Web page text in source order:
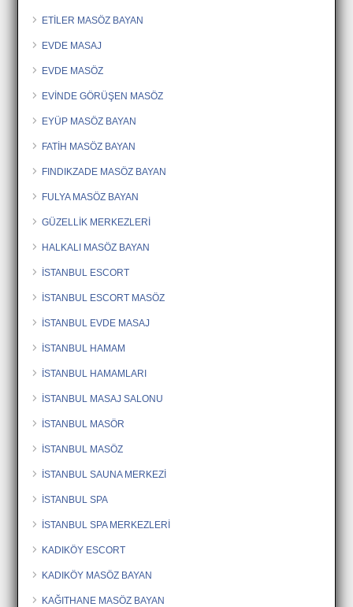
ETİLER MASÖZ BAYAN
EVDE MASAJ
EVDE MASÖZ
EVİNDE GÖRÜŞEN MASÖZ
EYÜP MASÖZ BAYAN
FATİH MASÖZ BAYAN
FINDIKZADE MASÖZ BAYAN
FULYA MASÖZ BAYAN
GÜZELLİK MERKEZLERİ
HALKALI MASÖZ BAYAN
İSTANBUL ESCORT
İSTANBUL ESCORT MASÖZ
İSTANBUL EVDE MASAJ
İSTANBUL HAMAM
İSTANBUL HAMAMLARI
İSTANBUL MASAJ SALONU
İSTANBUL MASÖR
İSTANBUL MASÖZ
İSTANBUL SAUNA MERKEZİ
İSTANBUL SPA
İSTANBUL SPA MERKEZLERİ
KADIKÖY ESCORT
KADIKÖY MASÖZ BAYAN
KAĞITHANE MASÖZ BAYAN